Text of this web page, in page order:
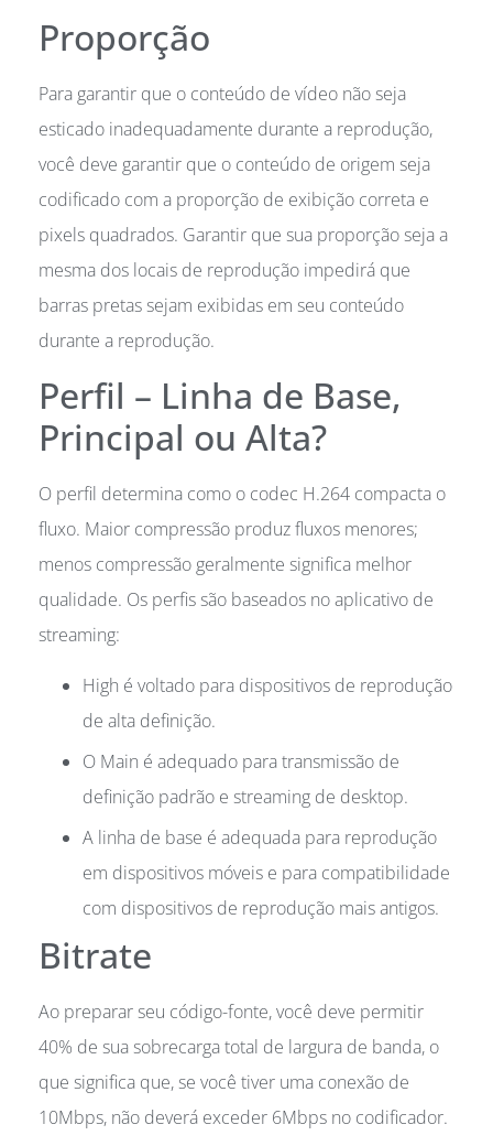
Proporção
Para garantir que o conteúdo de vídeo não seja
esticado inadequadamente durante a reprodução,
você deve garantir que o conteúdo de origem seja
codificado com a proporção de exibição correta e
pixels quadrados. Garantir que sua proporção seja a
mesma dos locais de reprodução impedirá que
barras pretas sejam exibidas em seu conteúdo
durante a reprodução.
Perfil – Linha de Base,
Principal ou Alta?
O perfil determina como o codec H.264 compacta o
fluxo. Maior compressão produz fluxos menores;
menos compressão geralmente significa melhor
qualidade. Os perfis são baseados no aplicativo de
streaming:
High é voltado para dispositivos de reprodução
de alta definição.
O Main é adequado para transmissão de
definição padrão e streaming de desktop.
A linha de base é adequada para reprodução
em dispositivos móveis e para compatibilidade
com dispositivos de reprodução mais antigos.
Bitrate
Ao preparar seu código-fonte, você deve permitir
40% de sua sobrecarga total de largura de banda, o
que significa que, se você tiver uma conexão de
10Mbps, não deverá exceder 6Mbps no codificador.